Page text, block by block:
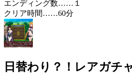
エンディング数……１
クリア時間……60分
日替わり？！レアガチ